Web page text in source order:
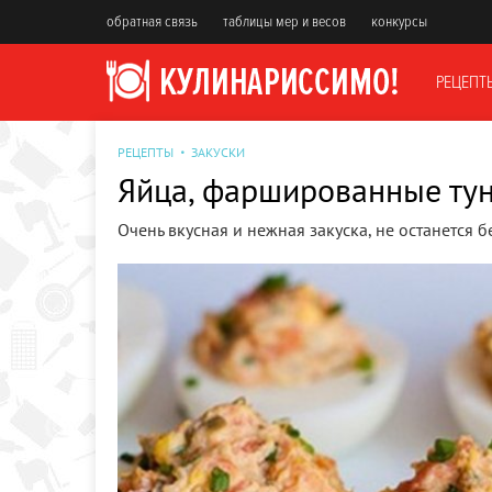
обратная связь таблицы мер и весов конкурсы
РЕЦЕПТЫ ЗАКУСКИ
Яйца, фаршированные
Очень вкусная и нежная закуска, не останется